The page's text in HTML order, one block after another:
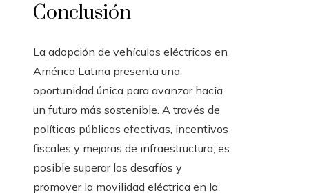
Conclusión
La adopción de vehículos eléctricos en
América Latina presenta una
oportunidad única para avanzar hacia
un futuro más sostenible. A través de
políticas públicas efectivas, incentivos
fiscales y mejoras de infraestructura, es
posible superar los desafíos y
promover la movilidad eléctrica en la